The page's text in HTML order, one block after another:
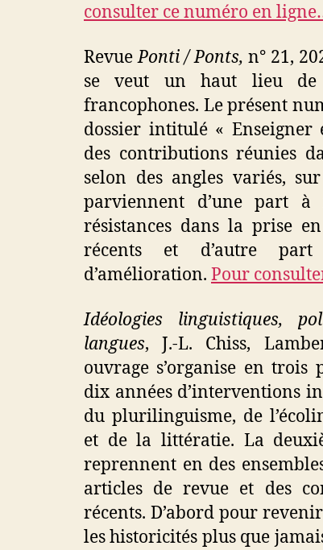
consulter ce numéro en
RevuePonti / Ponts, n° 21,
se veut un haut lieu de
francophones. Le présent
dossier intitulé « Enseigner
des contributions réunies
selon des angles variés,
parviennent d’une part
résistances dans la prise
récents et d’autre
d’amélioration. Pour
Idéologies linguistiques,
langues, J.-L. Chiss,
ouvrage s’organise en
dix années d’interventions
du plurilinguisme, de
et de la littératie. La
reprennent en des
articles de revue et des
récents. D’abord pour
les historicités plus que